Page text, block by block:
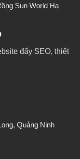
Sun World Hạ
đẩy SEO, thiết
Quảng Ninh